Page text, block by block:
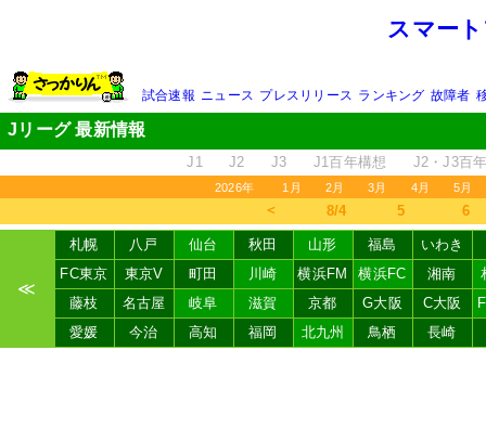
スマー
試合速報 ニュース プレスリリース ランキング 故障者
Jリーグ 最新情報
J1 J2 J3 J1百年構想 J2・J3百
2026年 1月 2月 3月 4月 5月
＜ 8/4 5 6
≪
札幌 八戸 仙台 秋田 山形 福島
いわき
FC東京
東京V 町田 川崎 横浜FM 横浜FC 湘南
藤枝
名古屋 岐阜 滋賀 京都 G大阪 C大阪
愛媛
今治 高知 福岡 北九州 鳥栖 長崎